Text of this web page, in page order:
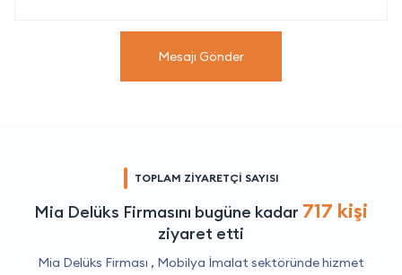
Mesajı Gönder
TOPLAM ZİYARETÇİ SAYISI
Mia Delüks Firmasını bugüne kadar 717 kişi
ziyaret etti
Mia Delüks Firması , Mobilya İmalat sektöründe hizmet